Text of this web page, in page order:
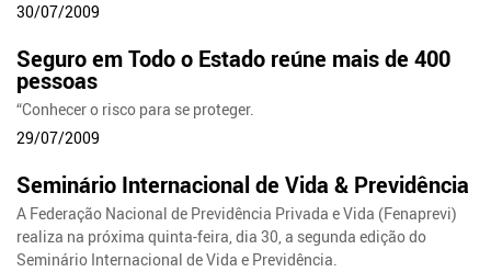
30/07/2009
Seguro em Todo o Estado reúne mais de 400
pessoas
“Conhecer o risco para se proteger.
29/07/2009
Seminário Internacional de Vida & Previdência
A Federação Nacional de Previdência Privada e Vida (Fenaprevi)
realiza na próxima quinta-feira, dia 30, a segunda edição do
Seminário Internacional de Vida e Previdência.